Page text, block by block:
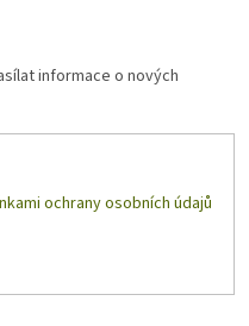
informace o nových
ochrany osobních údajů